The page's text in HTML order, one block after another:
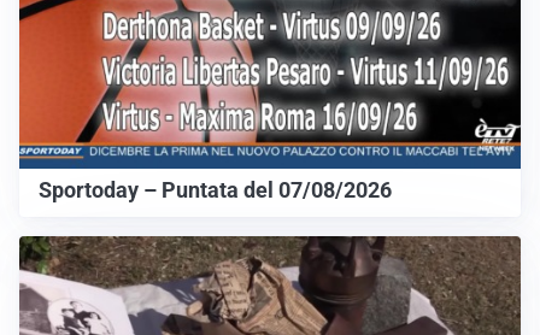
Sportoday – Puntata del 07/08/2026